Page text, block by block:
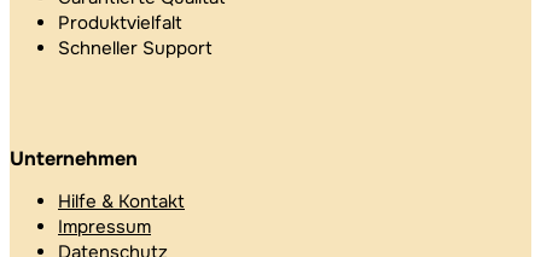
Produktvielfalt
Schneller Support
Unternehmen
Hilfe & Kontakt
Impressum